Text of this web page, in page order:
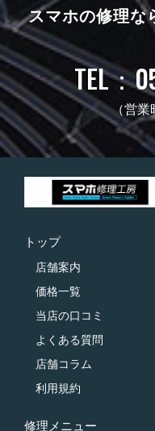
スマホの修理な
TEL：
（営業
トップ
店舗案内
価格一覧
当店の口コミ
よくある質問
店舗コラム
利用規約
修理メニュー